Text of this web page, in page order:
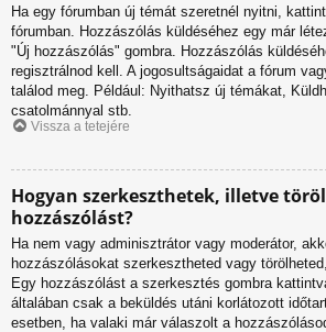
Ha egy fórumban új témát szeretnél nyitni,
fórumban. Hozzászólás küldéséhez egy már
"Új hozzászólás" gombra. Hozzászólás
regisztrálnod kell. A jogosultságaidat a fórum
találod meg. Például: Nyithatsz új témákat,
csatolmánnyal stb.
Vissza a tetejére
Hogyan szerkeszthetek, illetve
hozzászólást?
Ha nem vagy adminisztrátor vagy moderátor,
hozzászólásokat szerkesztheted vagy
Egy hozzászólást a szerkesztés gombra
általában csak a beküldés utáni korlátozott
esetben, ha valaki már válaszolt a